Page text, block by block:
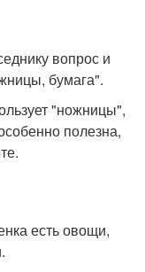
вопрос и
бумага".
"ножницы",
полезна,
есть овощи,